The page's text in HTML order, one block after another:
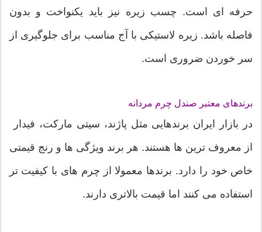
حرفه ای است. چسب زیره نیز باید یکنواخت و بدون
فاصله باشد. زیره لاستیکی با آج مناسب برای جلوگیری از
سر خوردن ضروری است.
برندهای معتبر صندل چرم مردانه
در بازار ایران برندهایی مثل پاژند، سیتی مارکت، فیدار
از معروف ترین ها هستند. هر برند ویژگی ها و رنج قیمتی
خاص خود را دارد. برندها معمولا از چرم های با کیفیت تر
استفاده می کنند اما قیمت بالاتری دارند.